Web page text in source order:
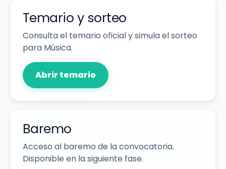
Temario y sorteo
Consulta el temario oficial y simula el sorteo
para Música.
Abrir temario
Baremo
Acceso al baremo de la convocatoria.
Disponible en la siguiente fase.